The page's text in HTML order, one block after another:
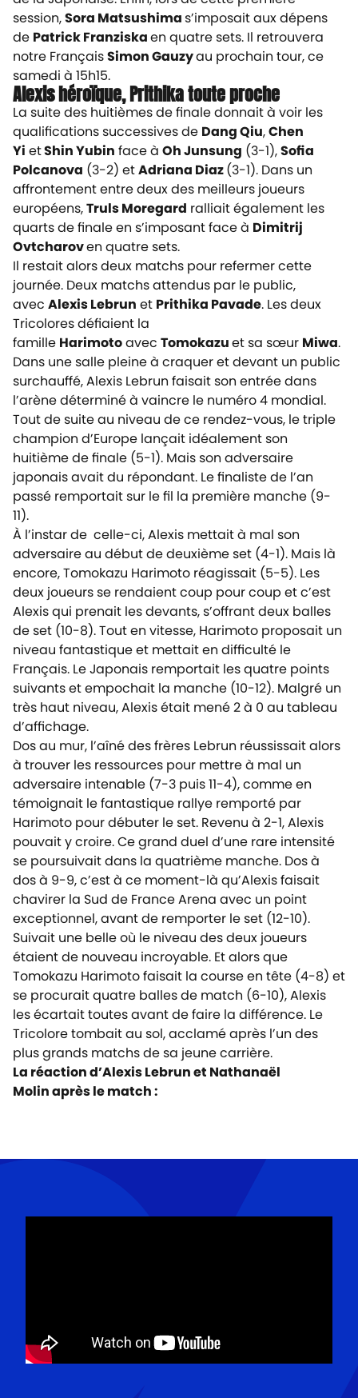
session,Sora Matsushimas’imposait aux dépens
de Patrick Franziskaen quatre sets. Il retrouvera
notre FrançaisSimon Gauzyau prochain tour, ce
samedi à 15h15.
Alexis héroïque, Prithika toute proche
La suite des huitièmes de finale donnait à voir les
qualifications successives de Dang Qiu,Chen
Yi etShin Yubin face à Oh Junsung (3-1),Sofia
Polcanova (3-2) etAdriana Diaz(3-1). Dans un
affrontement entre deux des meilleurs joueurs
européens,Truls Moregard ralliait également les
quarts de finale en s’imposant face à Dimitrij
Ovtcharoven quatre sets.
Il restait alors deux matchs pour refermer cette
journée. Deux matchs attendus par le public,
avec Alexis Lebrun et Prithika Pavade. Les deux
Tricolores défiaient la
famille Harimotoavec Tomokazuet sa sœur Miwa.
Dans une salle pleine à craquer et devant un public
surchauffé, Alexis Lebrun faisait son entrée dans
l’arène déterminé à vaincre le numéro 4 mondial.
Tout de suite au niveau de ce rendez-vous, le triple
champion d’Europe lançait idéalement son
huitième de finale (5-1). Mais son adversaire
japonais avait du répondant. Le finaliste de l’an
passé remportait sur le fil la première manche (9-
11).
À l’instar de celle-ci, Alexis mettait à mal son
adversaire au début de deuxième set (4-1). Mais là
encore, Tomokazu Harimoto réagissait (5-5). Les
deux joueurs se rendaient coup pour coup et c’est
Alexis qui prenait les devants, s’offrant deux balles
de set (10-8). Tout en vitesse, Harimoto proposait un
niveau fantastique et mettait en difficulté le
Français. Le Japonais remportait les quatre points
suivants et empochait la manche (10-12). Malgré un
très haut niveau, Alexis était mené 2 à 0 au tableau
d’affichage.
Dos au mur, l’aîné des frères Lebrun réussissait alors
à trouver les ressources pour mettre à mal un
adversaire intenable (7-3 puis 11-4), comme en
témoignait le fantastique rallye remporté par
Harimoto pour débuter le set. Revenu à 2-1, Alexis
pouvait y croire. Ce grand duel d’une rare intensité
se poursuivait dans la quatrième manche. Dos à
dos à 9-9, c’est à ce moment-là qu’Alexis faisait
chavirer la Sud de France Arena avec un point
exceptionnel, avant de remporter le set (12-10).
Suivait une belle où le niveau des deux joueurs
étaient de nouveau incroyable. Et alors que
Tomokazu Harimoto faisait la course en tête (4-8) et
se procurait quatre balles de match (6-10), Alexis
les écartait toutes avant de faire la différence. Le
Tricolore tombait au sol, acclamé après l’un des
plus grands matchs de sa jeune carrière.
La réaction d’Alexis Lebrun et Nathanaël
Molin après le match :